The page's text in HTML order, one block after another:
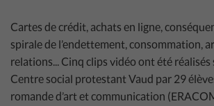
Cartes de crédit, achats en ligne,
spirale de l’endettement, consommation,
relations... Cinq clips vidéo ont été
Centre social protestant Vaud par 29
romande d’art et communication